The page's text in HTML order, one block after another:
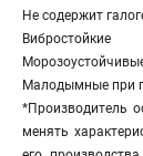
Не содержит
Вибростойкие
Малодымные при
*Производитель
менять